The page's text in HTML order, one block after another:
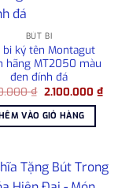
BÚT BI
bi ký tên Montagut
hãng MT2050 màu
đen đính đá
₫ Giá
là:
2.300.000 ₫.
2.100.000 ₫Giá
hiện
VÀO GIỎ HÀNG